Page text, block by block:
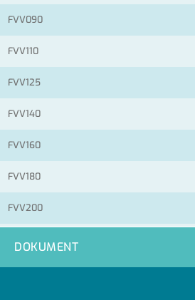
FVV090
FVV110
FVV125
FVV140
FVV160
FVV180
FVV200
FVV250
DOKUMENT